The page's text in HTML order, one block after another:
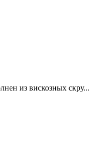
из вискозных скру...